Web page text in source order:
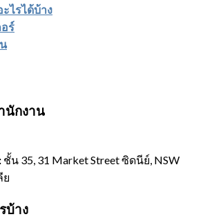
ไรได้บ้าง
ร์
นักงาน
: ชั้น 35, 31 Market Street ซิดนีย์, NSW
ย
บ้าง